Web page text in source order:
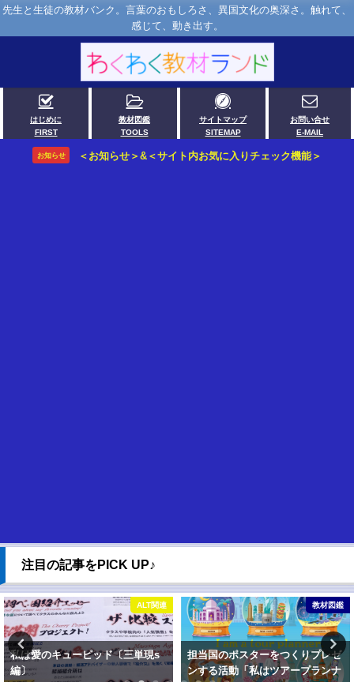
先生と生徒の教材バンク。言葉のおもしろさ、異国文化の奥深さ。触れて、
感じて、動き出す。
はじめに
FIRST
教材図鑑
TOOLS
サイトマップ
SITEMAP
お問い合せ
E-MAIL
お知らせ ＜お知らせ＞&＜サイト内お気に入りチェック機能＞
注目の記事をPICK UP♪
ALT関連
私は愛のキューピッド〔三単現s
編〕
教材図鑑
担当国のポスターをつくりプレゼ
ンする活動「私はツアープランナ